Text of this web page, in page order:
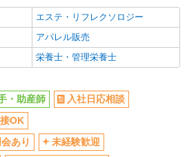
エステ・リフレクソロジー
アパレル販売
栄養士・管理栄養士
・助産師
入社日応相談
OK
あり
未経験歓迎